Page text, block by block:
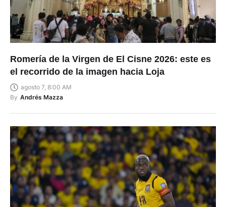
Romería de la Virgen de El Cisne 2026: este es
el recorrido de la imagen hacia Loja
agosto 7, 8:00 AM
By Andrés Mazza